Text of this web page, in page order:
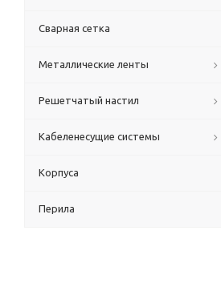
Сварная сетка
Металлические ленты
Решетчатый настил
Кабеленесущие системы
Корпуса
Перила